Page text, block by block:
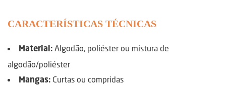
CARACTERÍSTICAS TÉCNICAS
Material: Algodão, poliéster ou mistura de
algodão/poliéster
Mangas: Curtas ou compridas